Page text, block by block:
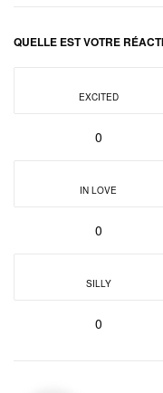
QUELLE EST VOTRE
EXCITED
0
IN LOVE
0
SILLY
0